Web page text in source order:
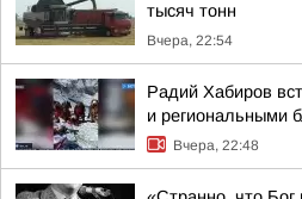
тысяч тонн
Вчера, 22:54
Радий Хабиров
и региональными
Вчера, 22:48